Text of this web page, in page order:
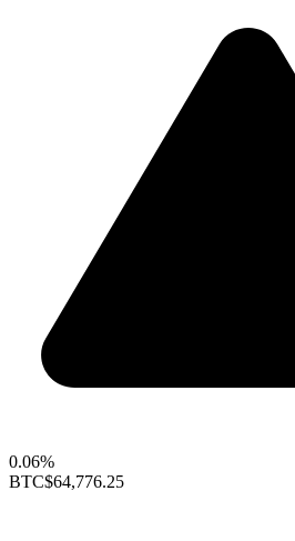
0.06%
BTC$64,776.25